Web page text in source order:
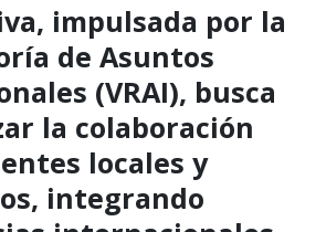
impulsada por la
de Asuntos
(VRAI), busca
la colaboración
locales y
integrando